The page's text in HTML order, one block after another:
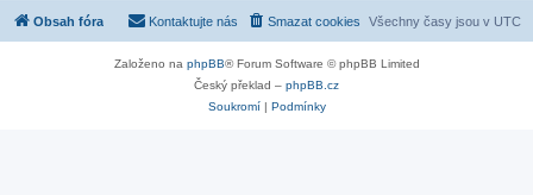
Obsah fóra Všechny časy jsou v UTC
Smazat cookies
Kontaktujte nás
Založeno na phpBB® Forum Software © phpBB Limited
Český překlad – phpBB.cz
Soukromí| Podmínky